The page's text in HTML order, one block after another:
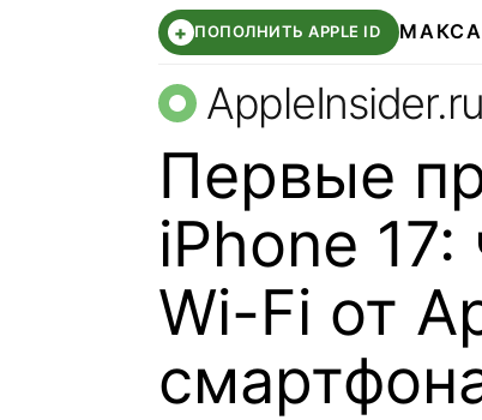
+ ПОПОЛНИТЬ APPLE ID МАКС
AppleInsider.ru
Первые
iPhone
Wi-Fi от